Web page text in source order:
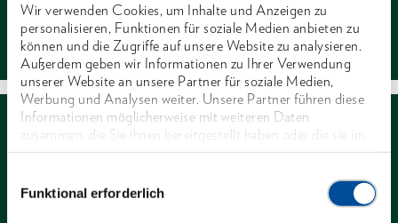
Wir verwenden Cookies, um Inhalte und Anzeigen zu
personalisieren, Funktionen für soziale Medien anbieten zu
können und die Zugriffe auf unsere Website zu analysieren.
Außerdem geben wir Informationen zu Ihrer Verwendung
unserer Website an unsere Partner für soziale Medien,
Werbung und Analysen weiter. Unsere Partner führen diese
Informationen möglicherweise mit weiteren Daten
zusammen, die Sie ihnen bereitgestellt haben oder die sie im
Rahmen Ihrer Nutzung der Dienste gesammelt haben. Unsere
Funktional erforderlich
Kontakt
Händlersuche